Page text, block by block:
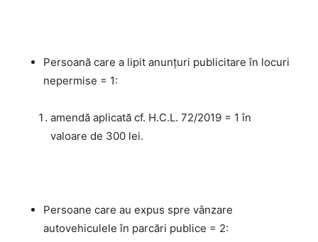
Persoană care a lipit anunțuri publicitare în locuri
nepermise = 1:
amendă aplicată cf. H.C.L. 72/2019 = 1 în
valoare de 300 lei.
Persoane care au expus spre vânzare
autovehiculele în parcări publice = 2: